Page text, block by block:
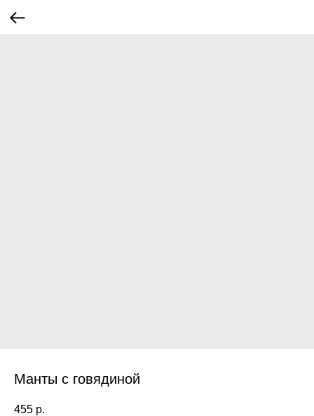
Манты с говядиной
455 р.